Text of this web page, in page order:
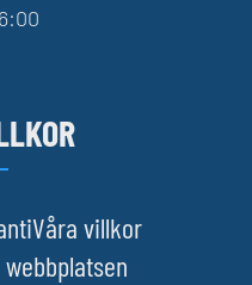
Våra villkor